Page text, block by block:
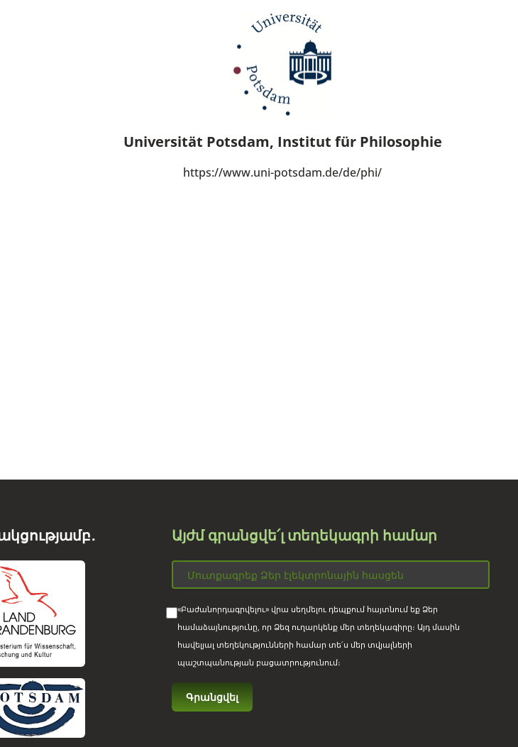
Universität Potsdam, Institut für Philosophie
https://www.uni-potsdam.de/de/phi/
Այժմ գրանցվե՛լ տեղեկագրի համար
«Բաժանորդագրվելու» վրա սեղմելու դեպքում հայտնում եք Ձեր
համաձայնությունը, որ Ձեզ ուղարկենք մեր տեղեկագիրը։ Այդ մասին
հավելյալ տեղեկությունների համար տե՛ս մեր տվյալների
պաշտպանության բացատրությունում։